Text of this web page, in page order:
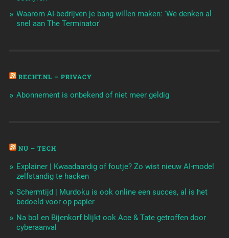
Waarom AI-bedrijven je bang willen maken: 'We denken al
snel aan The Terminator'
RECHT.NL – PRIVACY
Abonnement is onbekend of niet meer geldig
NU – TECH
Explainer | Kwaadaardig of foutje? Zo wist nieuw AI-model
zelfstandig te hacken
Schermtijd | Murdoku is ook online een succes, al is het
bedoeld voor op papier
Na bol en Bijenkorf blijkt ook Ace & Tate getroffen door
cyberaanval